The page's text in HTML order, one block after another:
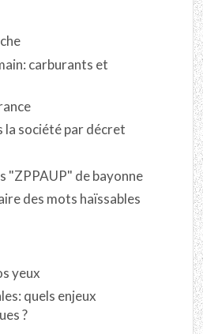
carburants et
la société par décret
"ZPPAUP" de bayonne
des mots haïssables
yeux
quels enjeux
?